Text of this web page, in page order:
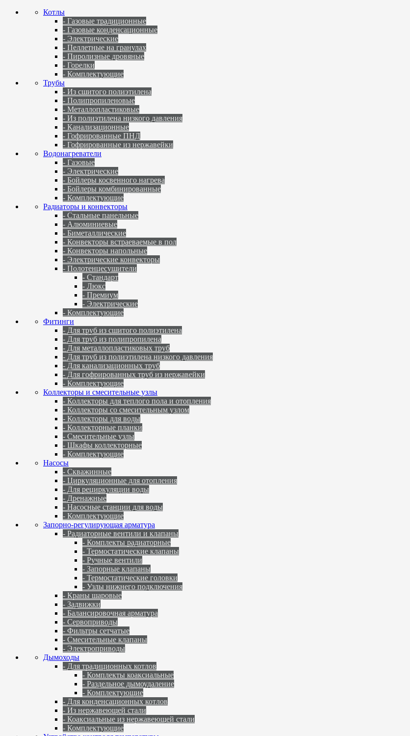
Котлы
- Газовые традиционные
- Газовые конденсационные
- Электрические
- Пеллетные на гранулах
- Пиролизные дровяные
- Горелки
- Комплектующие
Трубы
- Из сшитого полиэтилена
- Полипропиленовые
- Металлопластиковые
- Из полиэтилена низкого давления
- Канализационные
- Гофрированные ПНД
- Гофрированные из нержавейки
Водонагреватели
- Газовые
- Электрические
- Бойлеры косвенного нагрева
- Бойлеры комбинированные
- Комплектующие
Радиаторы и конвекторы
- Стальные панельные
- Алюминиевые
- Биметаллические
- Конвекторы встраеваемые в пол
- Конвекторы напольные
- Электрические конвекторы
- Полотенцесушители
- Стандарт
- Люкс
- Премиум
- Электрические
- Комплектующие
Фитинги
- Для труб из сшитого полиэтилена
- Для труб из полипропилена
- Для металлопластиковых труб
- Для труб из полиэтилена низкого давления
- Для канализационных труб
- Для гофрированных труб из нержавейки
- Комплектующие
Коллекторы и смесительные узлы
- Коллекторы для теплого пола и отопления
- Коллекторы со смесительным узлом
- Коллекторы для воды
- Коллекторные планки
- Смесительные узлы
- Шкафы коллекторные
- Комплектующие
Насосы
- Скважинные
- Циркуляционные для отопления
- Для рециркуляции воды
- Дренажные
- Насосные станции для воды
- Комплектующие
Запорно-регулирующая арматура
- Радиаторные вентили и клапаны
- Комплекты радиаторные
- Термостатические клапаны
- Ручные вентили
- Запорные клапаны
- Термостатические головки
- Узлы нижнего подключения
- Краны шаровые
- Задвижки
- Балансировочная арматура
- Сервоприводы
- Фильтры сетчатые
- Смесительные клапаны
- Электроприводы
Дымоходы
- Для традиционных котлов
- Комплекты коаксиальные
- Раздельное дымоудаление
- Комплектующие
- Для конденсационных котлов
- Из нержавеющей стали
- Коаксиальные из нержавеющей стали
- Комплектующие